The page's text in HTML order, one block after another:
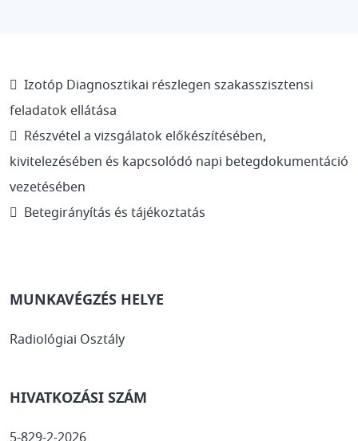
 Izotóp Diagnosztikai részlegen szakasszisztensi
feladatok ellátása
 Részvétel a vizsgálatok előkészítésében,
kivitelezésében és kapcsolódó napi betegdokumentáció
vezetésében
 Betegirányítás és tájékoztatás
MUNKAVÉGZÉS HELYE
Radiológiai Osztály
HIVATKOZÁSI SZÁM